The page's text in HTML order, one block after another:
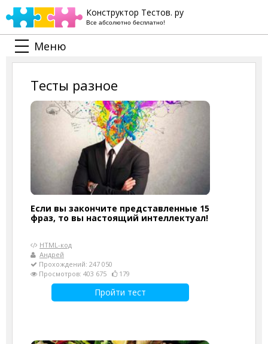
Конструктор Тестов. ру
Все абсолютно бесплатно!
Меню
Тесты разное
Если вы закончите представленные 15
фраз, то вы настоящий интеллектуал!
HTML-код
Андрей
Прохождений: 247 050
Просмотров: 403 675
179
Пройти тест